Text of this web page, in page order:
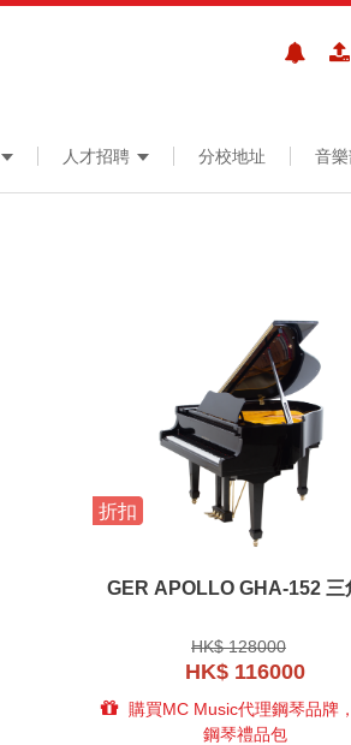
人才招聘 分校地址 音
折扣
GER APOLLO GHA-152 三
HK$ 128000
HK$ 116000
購買MC Music代理鋼琴品牌
鋼琴禮品包